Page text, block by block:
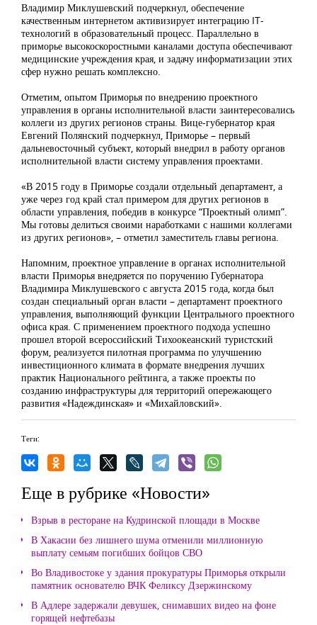
Владимир Миклушевский подчеркнул, обеспечение
качественным интернетом активизирует интеграцию IT-
технологий в образовательный процесс. Параллельно в
приморье высокоскоростными каналами доступа обеспечивают
медицинские учреждения края, и задачу информатизации этих
сфер нужно решать комплексно.
Отметим, опытом Приморья по внедрению проектного
управления в органы исполнительной власти заинтересовались
коллеги из других регионов страны. Вице-губернатор края
Евгений Полянский подчеркнул, Приморье – первый
дальневосточный субъект, который внедрил в работу органов
исполнительной власти систему управления проектами.
«В 2015 году в Приморье создали отдельный департамент, а
уже через год край стал примером для других регионов в
области управления, победив в конкурсе “Проектный олимп”.
Мы готовы делиться своими наработками с нашими коллегами
из других регионов», – отметил заместитель главы региона.
Напомним, проектное управление в органах исполнительной
власти Приморья внедряется по поручению Губернатора
Владимира Миклушевского с августа 2015 года, когда был
создан специальный орган власти – департамент проектного
управления, выполняющий функции Центрального проектного
офиса края. С применением проектного подхода успешно
прошел второй всероссийский Тихоокеанский туристский
форум, реализуется пилотная программа по улучшению
инвестиционного климата в формате внедрения лучших
практик Национального рейтинга, а также проекты по
созданию инфраструктуры для территорий опережающего
развития «Надеждинская» и «Михайловский».
Теги:
Еще в рубрике «Новости»
Взрыв в ресторане на Кудринской площади в Москве
В Хакасии без лишнего шума отменили миллионную
выплату семьям погибших бойцов СВО
Во Владивостоке у здания прокуратуры Приморья открыли
памятник основателю ВЧК Феликсу Дзержинскому
В Адлере задержали девушек, снимавших видео на фоне
горящей нефтебазы